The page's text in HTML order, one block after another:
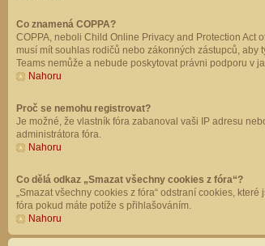
Co znamená COPPA?
COPPA, neboli Child Online Privacy and Protection Act
musí mít souhlas rodičů nebo zákonných zástupců,
Teams nemůže a nebude poskytovat právni podporu v
Nahoru
Proč se nemohu registrovat?
Je možné, že vlastník fóra zabanoval vaši IP adresu
administrátora fóra.
Nahoru
Co dělá odkaz „Smazat všechny cookies z fóra“?
„Smazat všechny cookies z fóra“ odstraní cookies,
fóra pokud máte potíže s přihlašováním.
Nahoru